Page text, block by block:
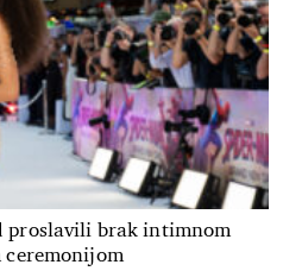
proslavili brak intimnom
ceremonijom